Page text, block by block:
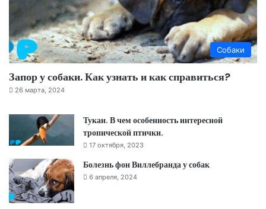
Собаки
Запор у собаки. Как узнать и как справиться?
26 марта, 2024
Тукан. В чем особенность интересной
тропической птички.
17 октября, 2023
Болезнь фон Виллебранда у собак
6 апреля, 2024